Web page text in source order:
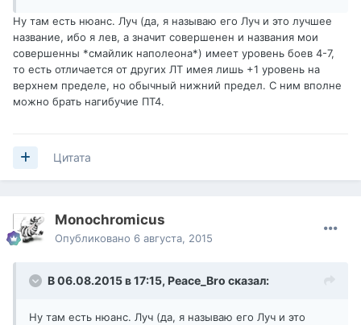
Ну там есть нюанс. Луч (да, я называю его Луч и это лучшее
название, ибо я лев, а значит совершенен и названия мои
совершенны *смайлик наполеона*) имеет уровень боев 4-7,
то есть отличается от других ЛТ имея лишь +1 уровень на
верхнем пределе, но обычный нижний предел. С ним вполне
можно брать нагибучие ПТ4.
Цитата
Monochromicus
Опубликовано 6 августа, 2015
В 06.08.2015 в 17:15, Peace_Bro сказал:
Ну там есть нюанс. Луч (да, я называю его Луч и это